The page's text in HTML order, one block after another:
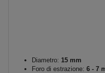
Diametro: 15 mm
Foro di estrazione: 6 - 7